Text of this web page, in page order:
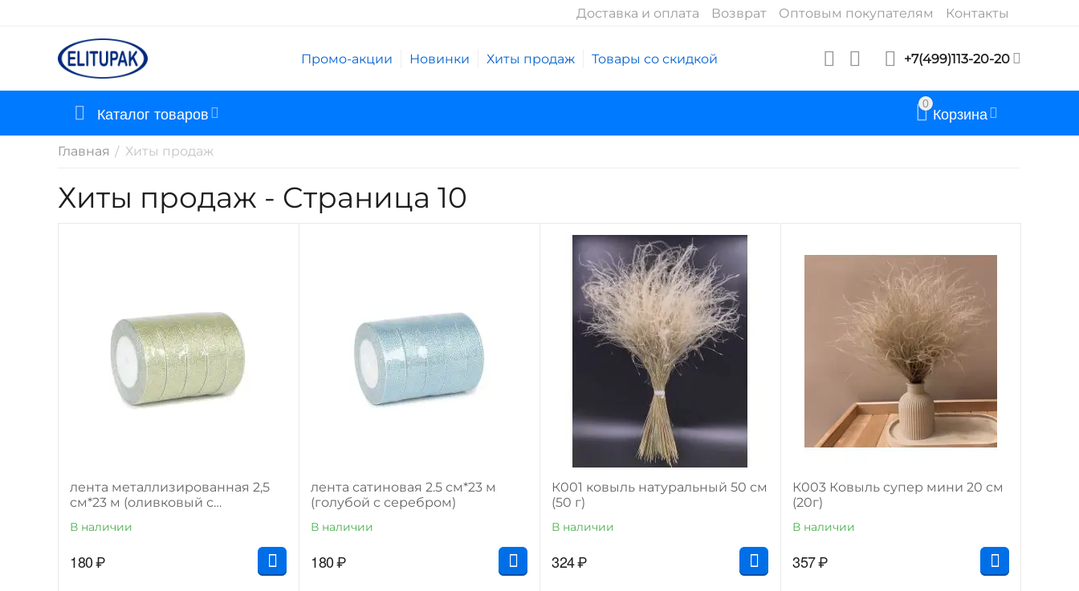
Доставка и оплата Возврат Оптовым покупателям Контакты
Промо-акции Новинки Хиты продаж Товары со скидкой +7(499)113-20-20
Каталог товаров 0 Корзина
Главная / Хиты продаж
Хиты продаж - Cтраница 10
лента металлизированная 2,5
см*23 м (оливковый с
В наличии
180₽
лента сатиновая 2.5 см*23 м
(голубой с серебром)
В наличии
180₽
К001 ковыль натуральный 50 см
(50 г)
В наличии
324₽
К003 Ковыль супер мини 20 см
(20г)
В наличии
357₽